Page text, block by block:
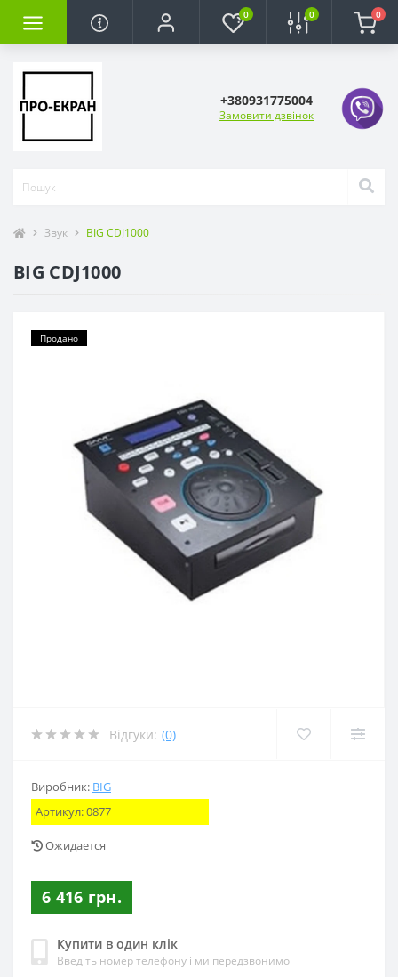
0 0 0
+380931775004
Замовити дзвінок
Звук BIG CDJ1000
BIG CDJ1000
Продано
Відгуки: (0)
Виробник: BIG
Артикул:0877
Ожидается
6 416 грн.
Купити в один клік
Введіть номер телефону і ми передзвонимо